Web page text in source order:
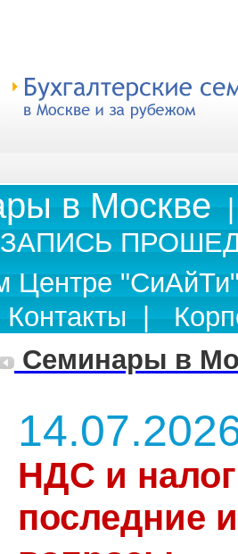
в Москве
ЗАПИСЬ
Центре
Контакты
Cеминары в
НДС и
последние